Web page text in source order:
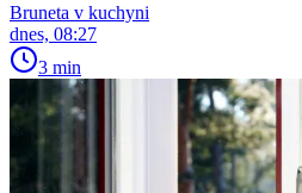
Bruneta v kuchyni
dnes, 08:27
3 min